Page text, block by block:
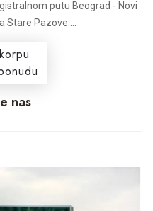
putu Beograd - Novi
Stare Pazove....
nas